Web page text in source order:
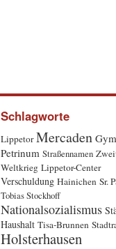
Schlagworte
Lippetor Mercaden
Petrinum Straßennamen
Weltkrieg Lippetor-Center
Verschuldung Hainichen Sr.
Tobias Stockhoff
Nationalsozialismus
Haushalt Tisa-Brunnen
Holsterhausen